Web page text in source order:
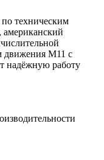
техническим
американский
движения М11 с
надёжную работу